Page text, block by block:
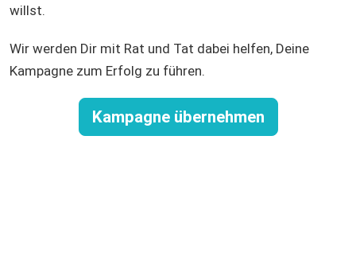
willst.
Wir werden Dir mit Rat und Tat dabei helfen, Deine
Kampagne zum Erfolg zu führen.
Kampagne übernehmen